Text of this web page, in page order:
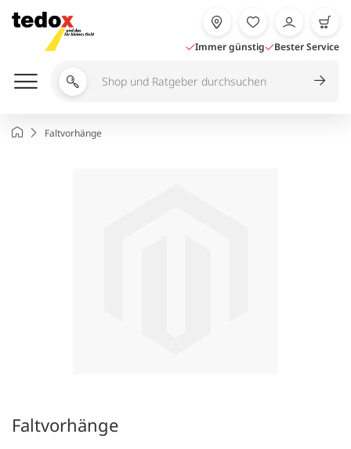
Inhalt
springen
Immer günstig Bester Service
Shop
durchsuchen
StartseiteFaltvorhänge
Faltvorhänge